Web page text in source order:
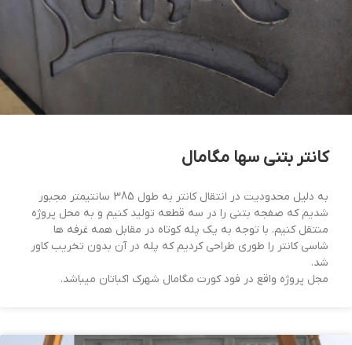
کانتر بتنی سها مگامال
به دلیل محدودیت در انتقال کانتر به طول 385 سانتیمتر مجبور
شدیم که صفجه بتنی را در سه قطعه تولید کنیم و به محل پروژه
منتقل کنیم. با توجه به یک پله کوتاه در مقابل همه غرفه ها
شاسی کانتر را طوری طراحی کردیم که پله در آن بدون تخریب کاور
شد.
مجل پروژه واقع در فود کورت مگامال شهرک اکباتان میباشد.